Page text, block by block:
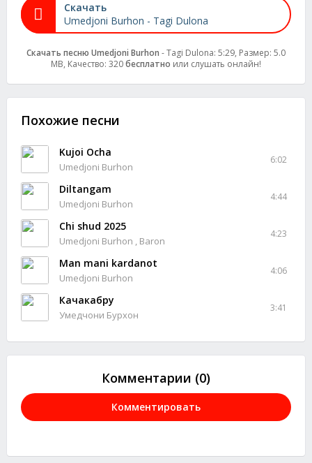
Скачать
Umedjoni Burhon - Tagi Dulona
Скачать песню Umedjoni Burhon - Tagi Dulona: 5:29, Размер: 5.0
MB, Качество: 320бесплатно или слушать онлайн!
Похожие песни
Kujoi Ocha
Umedjoni Burhon
6:02
Diltangam
Umedjoni Burhon
4:44
Chi shud 2025
Umedjoni Burhon , Baron
4:23
Man mani kardanot
Umedjoni Burhon
4:06
Качакабру
Умедчони Бурхон
3:41
Комментарии (0)
Комментировать